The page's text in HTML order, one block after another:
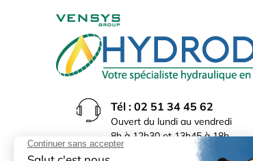
Tél : 02 51 34 45 62
Ouvert du lundi au vendredi
8h à 12h30 et 13h45 à 18h
(17h30 le vendredi)